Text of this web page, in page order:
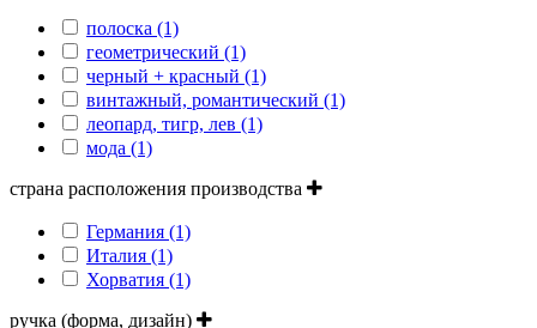
полоска (1)
геометрический (1)
черный + красный (1)
винтажный, романтический (1)
леопард, тигр, лев (1)
мода (1)
страна расположения производства
Германия (1)
Италия (1)
Хорватия (1)
ручка (форма, дизайн)